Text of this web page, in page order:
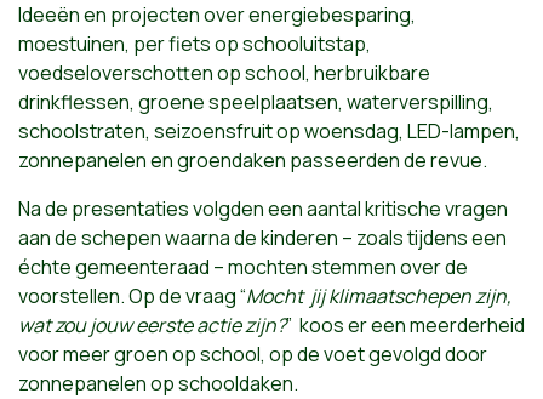
Ideeën en projecten over energiebesparing,
moestuinen, per fiets op schooluitstap,
voedseloverschotten op school, herbruikbare
drinkflessen, groene speelplaatsen, waterverspilling,
schoolstraten, seizoensfruit op woensdag, LED-lampen,
zonnepanelen en groendaken passeerden de revue.
Na de presentaties volgden een aantal kritische vragen
aan de schepen waarna de kinderen – zoals tijdens een
échte gemeenteraad – mochten stemmen over de
voorstellen. Op de vraag “Mocht jij klimaatschepen zijn,
wat zou jouw eerste actie zijn?” koos er een meerderheid
voor meer groen op school, op de voet gevolgd door
zonnepanelen op schooldaken.